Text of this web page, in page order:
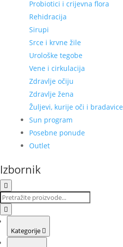
Probiotici i crijevna flora
Rehidracija
Sirupi
Srce i krvne žile
Urološke tegobe
Vene i cirkulacija
Zdravlje očiju
Zdravlje žena
Žuljevi, kurije oči i bradavice
Sun program
Posebne ponude
Outlet
Izbornik
Kategorije